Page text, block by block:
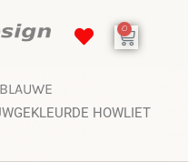
0
BLAUWE
HOWLIET